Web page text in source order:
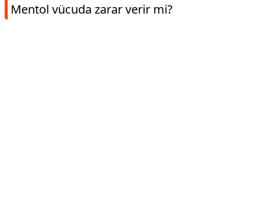
Mentol vücuda zarar verir mi?